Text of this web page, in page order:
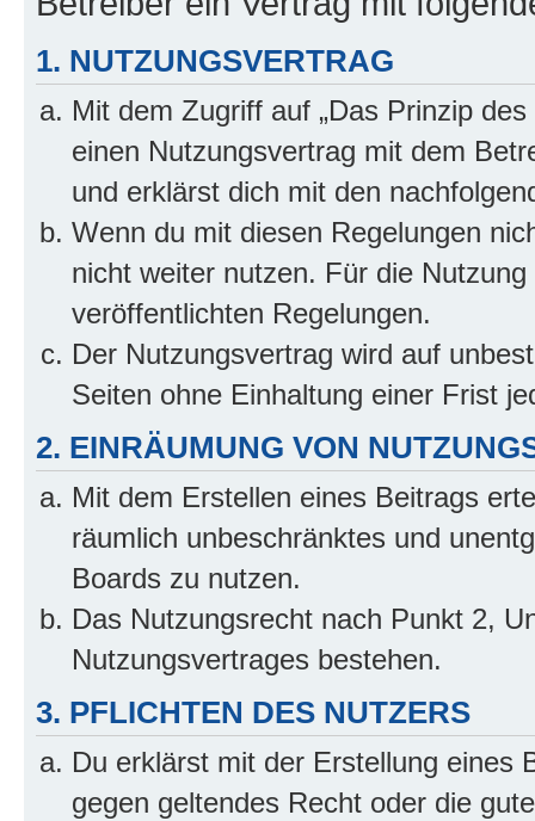
1. NUTZUNGSVERTRAG
Mit dem Zugriff auf „Das Prinzip
einen Nutzungsvertrag mit dem
und erklärst dich mit den
Wenn du mit diesen Regelungen
nicht weiter nutzen. Für die
veröffentlichten Regelungen.
Der Nutzungsvertrag wird auf
Seiten ohne Einhaltung einer Frist
2. EINRÄUMUNG VON
Mit dem Erstellen eines Beitrags
räumlich unbeschränktes und
Boards zu nutzen.
Das Nutzungsrecht nach Punkt 2,
Nutzungsvertrages bestehen.
3. PFLICHTEN DES NUTZERS
Du erklärst mit der Erstellung eines
gegen geltendes Recht oder die